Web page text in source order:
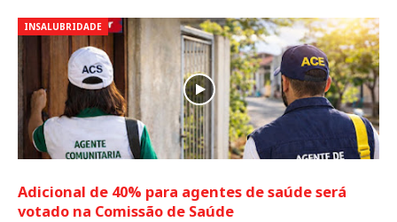
INSALUBRIDADE
Adicional de 40% para agentes de saúde será
votado na Comissão de Saúde